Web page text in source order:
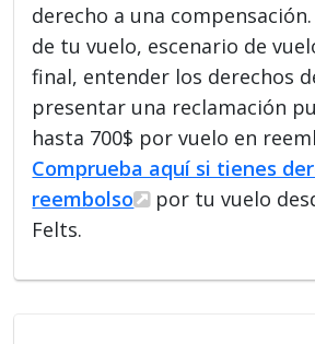
derecho a una
de tu vuelo, escenario de
final, entender los derechos
presentar una reclamación
hasta 700$ por vuelo en
Comprueba aquí si tienes
reembolso
por tu vuelo
Felts.